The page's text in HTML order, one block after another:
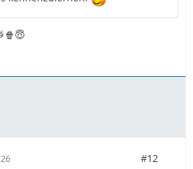
#12